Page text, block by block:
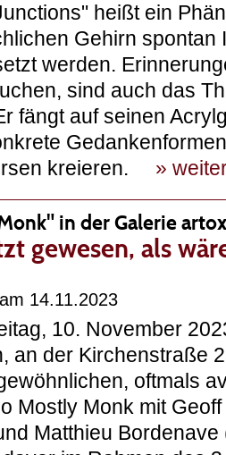
heißt ein
Gehirn spontan
werden.
sind auch das
fängt auf seinen
kreieren. »
in der Galerie
gewesen, als
am 14.11.2023
10. November
an der Kirchenstraße
oftmals
Mostly Monk mit
Matthieu